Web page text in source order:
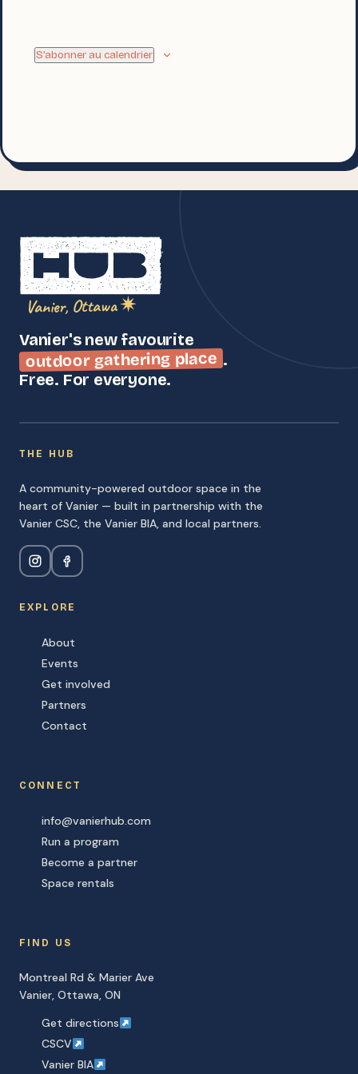
S’abonner au calendrier
Vanier, Ottawa ✷
Vanier's new favourite
outdoor gathering place .
Free. For everyone.
THE HUB
A community-powered outdoor space in the
heart of Vanier — built in partnership with the
Vanier CSC, the Vanier BIA, and local partners.
EXPLORE
About
Events
Get involved
Partners
Contact
CONNECT
info@vanierhub.com
Run a program
Become a partner
Space rentals
FIND US
Montreal Rd & Marier Ave
Vanier, Ottawa, ON
Get directions
CSCV
Vanier BIA